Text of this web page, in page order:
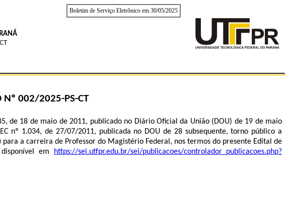
Boletim de Serviço Eletrônico em 30/05/2025
Nº 002/2025-PS-CT
de 18 de maio de 2011, publicado no Diário Oficial da União (DOU) de 19 de maio
nº 1.034, de 27/07/2011, publicada no DOU de 28 subsequente, torno público a
para a carreira de Professor do Magistério Federal, nos termos do presente Edital de
em
https://sei.utfpr.edu.br/sei/publicacoes/controlador_publicacoes.php?